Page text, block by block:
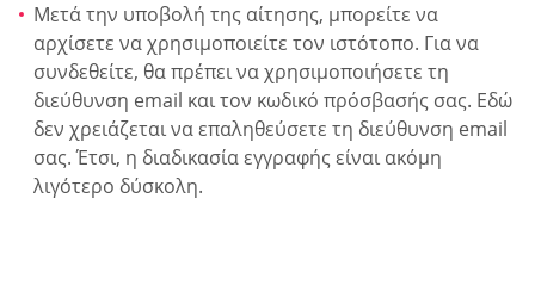
Μετά την υποβολή της αίτησης, μπορείτε να
αρχίσετε να χρησιμοποιείτε τον ιστότοπο. Για να
συνδεθείτε, θα πρέπει να χρησιμοποιήσετε τη
διεύθυνση email και τον κωδικό πρόσβασής σας. Εδώ
δεν χρειάζεται να επαληθεύσετε τη διεύθυνση email
σας. Έτσι, η διαδικασία εγγραφής είναι ακόμη
λιγότερο δύσκολη.